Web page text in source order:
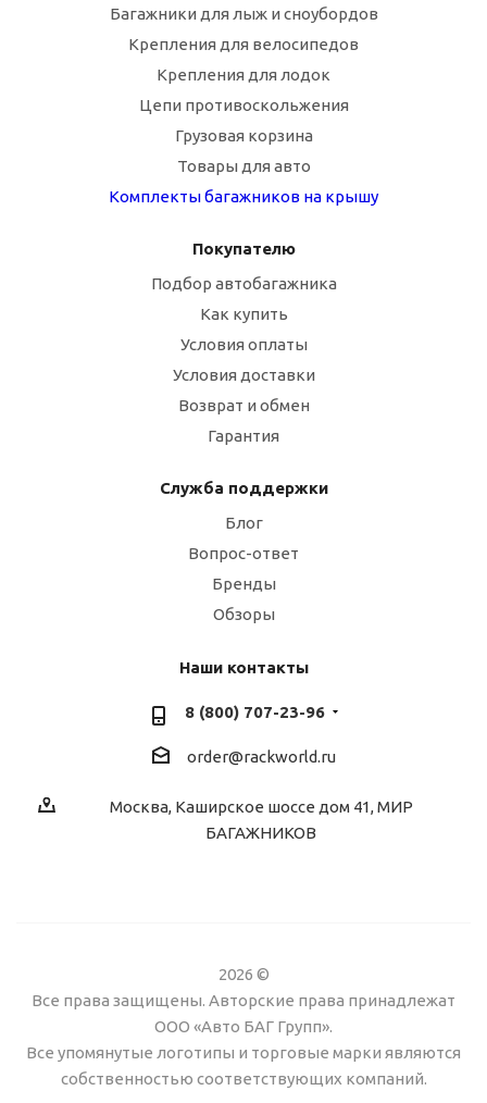
Багажники для лыж и сноубордов
Крепления для велосипедов
Крепления для лодок
Цепи противоскольжения
Грузовая корзина
Товары для авто
Комплекты багажников на крышу
Покупателю
Подбор автобагажника
Как купить
Условия оплаты
Условия доставки
Возврат и обмен
Гарантия
Служба поддержки
Блог
Вопрос-ответ
Бренды
Обзоры
Наши контакты
8 (800) 707-23-96
order@rackworld.ru
Москва, Каширское шоссе дом 41, МИР
БАГАЖНИКОВ
2026 ©
Все права защищены. Авторские права принадлежат
ООО «Авто БАГ Групп».
Все упомянутые логотипы и торговые марки являются
собственностью соответствующих компаний.